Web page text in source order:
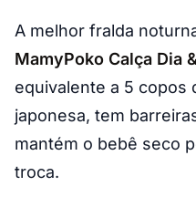
A melhor fralda
MamyPoko Calça Dia
equivalente a 5 copos
japonesa, tem
mantém o bebê seco
troca.